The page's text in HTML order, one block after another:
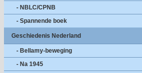
- NBLC/CPNB
- Spannende boek
Geschiedenis Nederland
- Bellamy-beweging
- Na 1945